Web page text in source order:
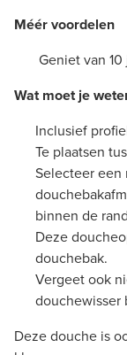
Méér voordelen
Geniet van
Wat moet je
Inclusief
Te plaatsen
Selecteer
binnen de
Deze
douchebak.
Vergeet ook
douchewisser
Deze douche is